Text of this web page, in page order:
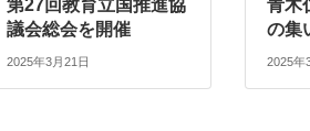
第27回教育立国推進協
議会総会を開催
2025年3月21日
青木
の集
2025年